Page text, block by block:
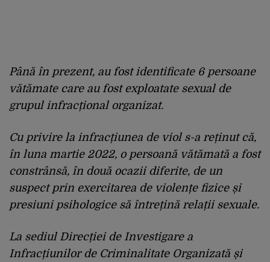
Până în prezent, au fost identificate 6 persoane
vătămate care au fost exploatate sexual de
grupul infracțional organizat.
Cu privire la infracțiunea de viol s-a reținut că,
în luna martie 2022, o persoană vătămată a fost
constrânsă, în două ocazii diferite, de un
suspect prin exercitarea de violențe fizice și
presiuni psihologice să întrețină relații sexuale.
La sediul Direcției de Investigare a
Infracțiunilor de Criminalitate Organizată și